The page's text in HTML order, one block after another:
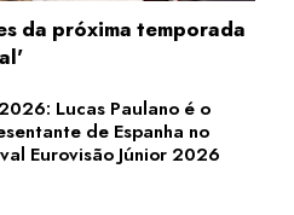
da próxima temporada
Lucas Paulano é o
de Espanha no
Eurovisão Júnior 2026